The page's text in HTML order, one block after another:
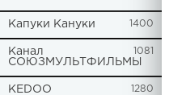
Капуки Кануки 1400
Канал
СОЮЗМУЛЬТФИЛЬМЫ
1081
KEDOO 1280